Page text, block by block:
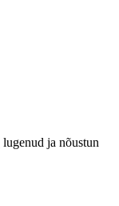
lugenud ja nõustun